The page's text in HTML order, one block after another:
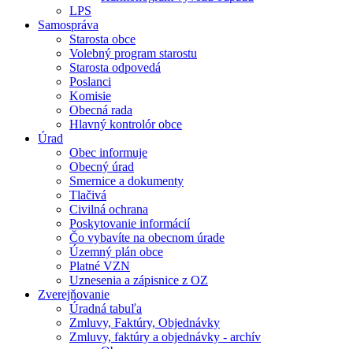
LPS
Samospráva
Starosta obce
Volebný program starostu
Starosta odpovedá
Poslanci
Komisie
Obecná rada
Hlavný kontrolór obce
Úrad
Obec informuje
Obecný úrad
Smernice a dokumenty
Tlačivá
Civilná ochrana
Poskytovanie informácií
Čo vybavíte na obecnom úrade
Územný plán obce
Platné VZN
Uznesenia a zápisnice z OZ
Zverejňovanie
Úradná tabuľa
Zmluvy, Faktúry, Objednávky
Zmluvy, faktúry a objednávky - archív